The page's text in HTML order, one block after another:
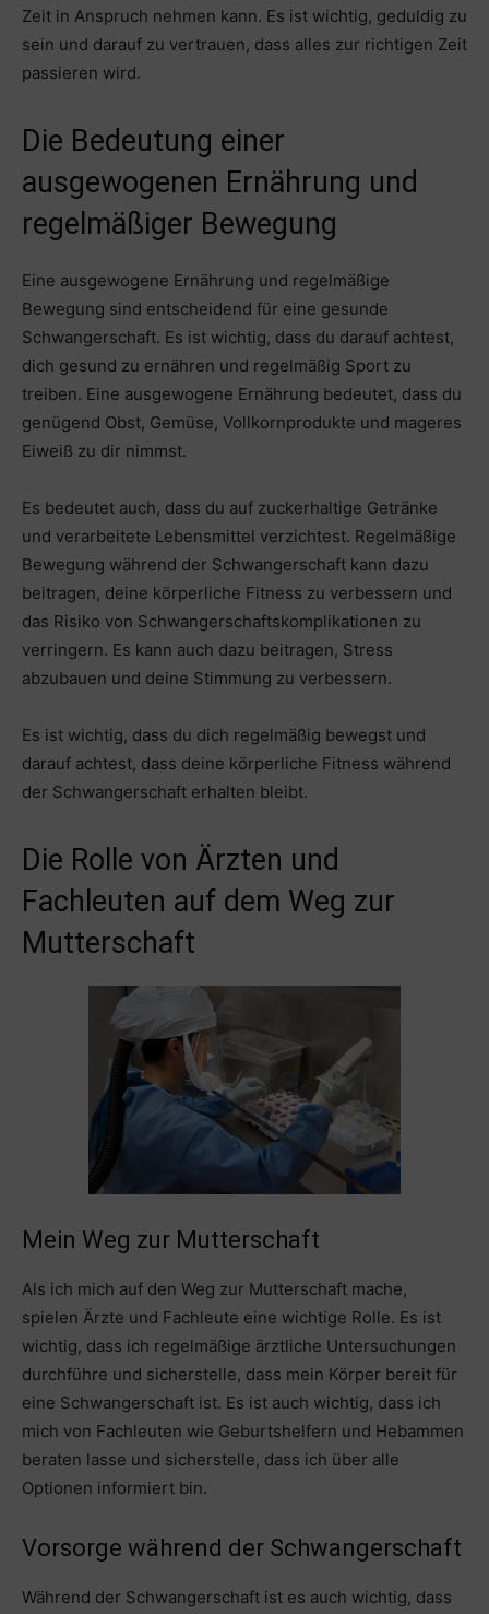
Zeit in Anspruch nehmen kann. Es ist wichtig, geduldig zu
sein und darauf zu vertrauen, dass alles zur richtigen Zeit
passieren wird.
Die Bedeutung einer
ausgewogenen Ernährung und
regelmäßiger Bewegung
Eine ausgewogene Ernährung und regelmäßige
Bewegung sind entscheidend für eine gesunde
Schwangerschaft. Es ist wichtig, dass du darauf achtest,
dich gesund zu ernähren und regelmäßig Sport zu
treiben. Eine ausgewogene Ernährung bedeutet, dass du
genügend Obst, Gemüse, Vollkornprodukte und mageres
Eiweiß zu dir nimmst.
Es bedeutet auch, dass du auf zuckerhaltige Getränke
und verarbeitete Lebensmittel verzichtest. Regelmäßige
Bewegung während der Schwangerschaft kann dazu
beitragen, deine körperliche Fitness zu verbessern und
das Risiko von Schwangerschaftskomplikationen zu
verringern. Es kann auch dazu beitragen, Stress
abzubauen und deine Stimmung zu verbessern.
Es ist wichtig, dass du dich regelmäßig bewegst und
darauf achtest, dass deine körperliche Fitness während
der Schwangerschaft erhalten bleibt.
Die Rolle von Ärzten und
Fachleuten auf dem Weg zur
Mutterschaft
Mein Weg zur Mutterschaft
Als ich mich auf den Weg zur Mutterschaft mache,
spielen Ärzte und Fachleute eine wichtige Rolle. Es ist
wichtig, dass ich regelmäßige ärztliche Untersuchungen
durchführe und sicherstelle, dass mein Körper bereit für
eine Schwangerschaft ist. Es ist auch wichtig, dass ich
mich von Fachleuten wie Geburtshelfern und Hebammen
beraten lasse und sicherstelle, dass ich über alle
Optionen informiert bin.
Vorsorge während der Schwangerschaft
Während der Schwangerschaft ist es auch wichtig, dass